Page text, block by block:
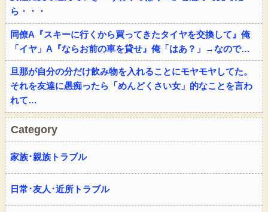
ら・・・
同僚A『スキーに行くから買ってきたタイヤを交換して』俺
「イヤ」A『ならお前の車を貸せ』俺「はあ？」→なので…
旦那が自分の分だけ飲み物を入れることにモヤモヤしてた。
それを友達に愚痴ったら「めんどくさい女」的なことを言わ
れて…
Category
家族･親族トラブル
日常･友人･近所トラブル